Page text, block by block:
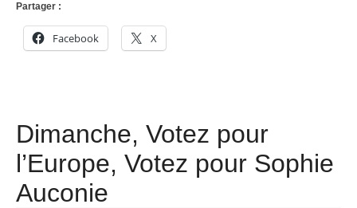
Partager :
Facebook X
Dimanche, Votez pour
l’Europe, Votez pour Sophie
Auconie